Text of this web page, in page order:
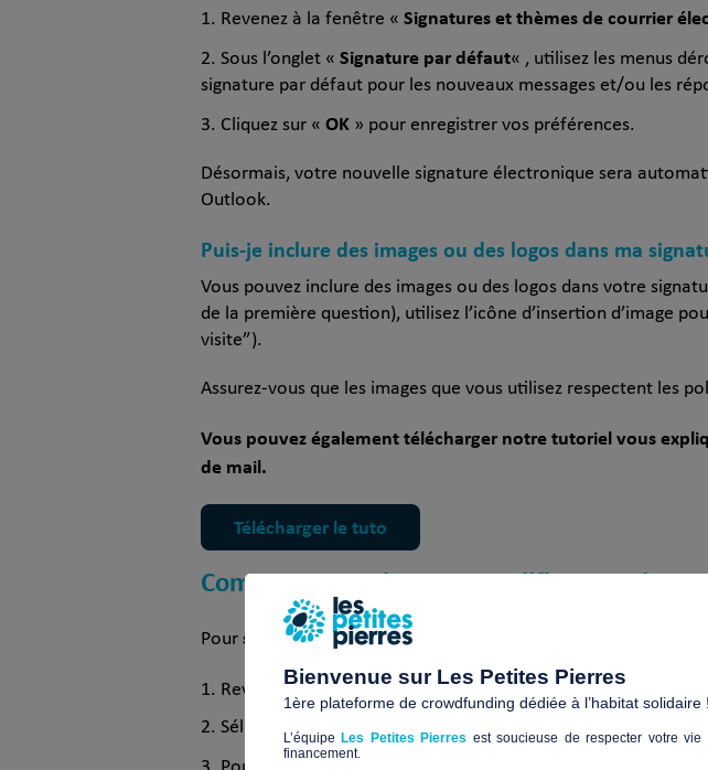
Revenez à la fenêtre « Signatures et thèmes de courrier
Sous l’onglet « Signature par défaut« , utilisez les menus
signature par défaut pour les nouveaux messages et/ou les
Cliquez sur « OK » pour enregistrer vos préférences.
Désormais, votre nouvelle signature électronique sera
Outlook.
Puis-je inclure des images ou des logos dans ma
Vous pouvez inclure des images ou des logos dans votre
de la première question), utilisez l’icône d’insertion d’image
visite”).
Assurez-vous que les images que vous utilisez respectent les
Vous pouvez également télécharger notre tutoriel vous
de mail.
Télécharger le tuto
Comment supprimer ou modifier une
Pour supprimer ou modifier une signature dans Outlook
Revenez à la fenêtre «Signatures et thèmes de courrier
Sélectionnez la signature que vous souhaitez modifier ou
Bienvenue sur Les Petites Pierres
1ère plateforme de crowdfunding dédiée à l’habitat solidaire !
L’équipeLes Petites Pierres est soucieuse de respecter votre
financement.